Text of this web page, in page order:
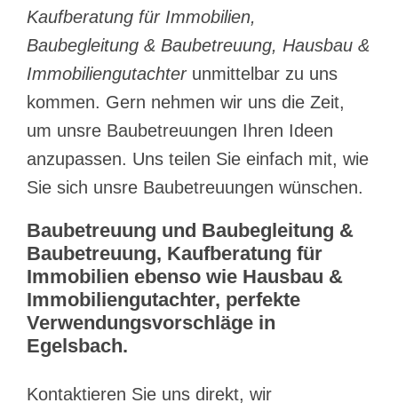
Kaufberatung für Immobilien,
Baubegleitung & Baubetreuung, Hausbau &
Immobiliengutachterunmittelbar zu uns
kommen. Gern nehmen wir uns die Zeit,
um unsre Baubetreuungen Ihren Ideen
anzupassen. Uns teilen Sie einfach mit, wie
Sie sich unsre Baubetreuungen wünschen.
Baubetreuung und Baubegleitung &
Baubetreuung, Kaufberatung für
Immobilien ebenso wie Hausbau &
Immobiliengutachter, perfekte
Verwendungsvorschläge in
Egelsbach.
Kontaktieren Sie uns direkt, wir